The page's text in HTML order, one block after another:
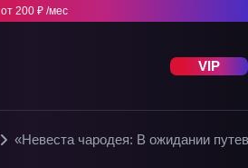
от 200 ₽ /мес
VIP
«Невеста чародея: В ожидании